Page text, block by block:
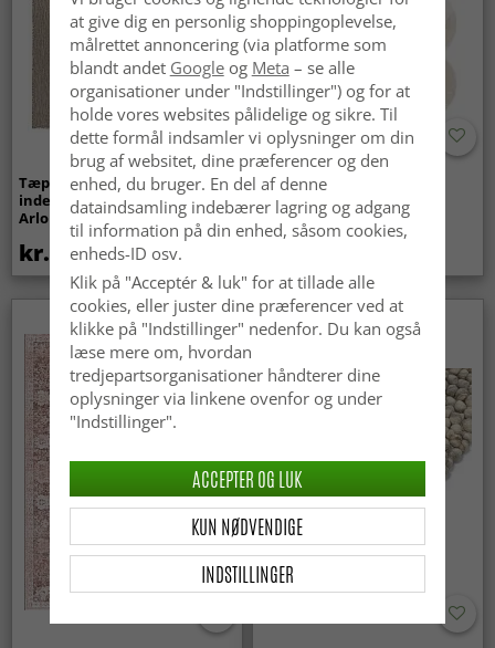
Tæpper til
indendørs/udendørs brug -
Arlo (beige)
kr.439
Bølget ryatæppe - Aranga
Super Soft Fur (beige)
Nyhed
at give dig en personlig shoppingoplevelse,
målrettet annoncering (via platforme som
blandt andet Googleog Meta – se alle
organisationer under "Indstillinger") og for at
holde vores websites pålidelige og sikre. Til
dette formål indsamler vi oplysninger om din
brug af websitet, dine præferencer og den
enhed, du bruger. En del af denne
dataindsamling indebærer lagring og adgang
til information på din enhed, såsom cookies,
enheds-ID osv.
Klik på "Acceptér & luk" for at tillade alle
cookies, eller juster dine præferencer ved at
klikke på "Indstillinger" nedenfor. Du kan også
læse mere om, hvordan
tredjepartsorganisationer håndterer dine
oplysninger via linkene ovenfor og under
"Indstillinger".
INDSTILLINGER
KUN NØDVENDIGE
ACCEPTER OG LUK